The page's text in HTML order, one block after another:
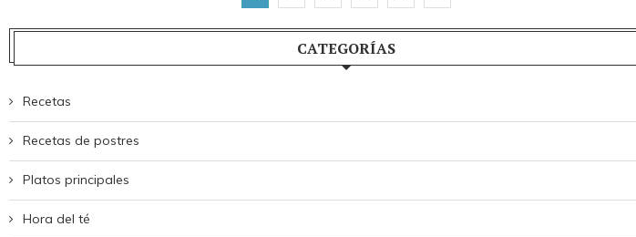
CATEGORÍAS
Recetas
Recetas de postres
Platos principales
Hora del té